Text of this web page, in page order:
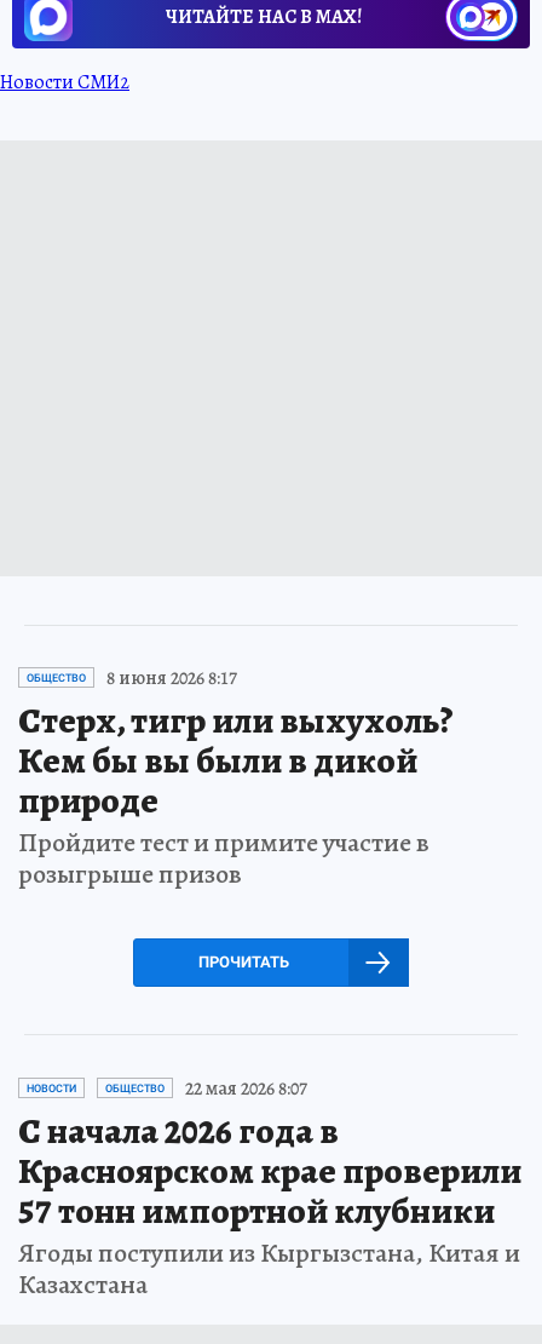
ЧИТАЙТЕ НАС В МАХ!
Новости СМИ2
ОБЩЕСТВО 8 июня 2026 8:17
Стерх, тигр или выхухоль?
Кем бы вы были в дикой
природе
Пройдите тест и примите участие в
розыгрыше призов
ПРОЧИТАТЬ
НОВОСТИ ОБЩЕСТВО 22 мая 2026 8:07
С начала 2026 года в
Красноярском крае проверили
57 тонн импортной клубники
Ягоды поступили из Кыргызстана, Китая и
Казахстана